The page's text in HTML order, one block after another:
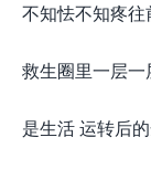
不知怯不知疼往
救生圈里一层一
是生活 运转后